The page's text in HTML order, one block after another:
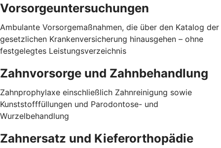
Vorsorgeuntersuchungen
Ambulante Vorsorgemaßnahmen, die über den Katalog der
gesetzlichen Krankenversicherung hinausgehen – ohne
festgelegtes Leistungsverzeichnis
Zahnvorsorge und Zahnbehandlung
Zahnprophylaxe einschließlich Zahnreinigung sowie
Kunststofffüllungen und Parodontose- und
Wurzelbehandlung
Zahnersatz und Kieferorthopädie